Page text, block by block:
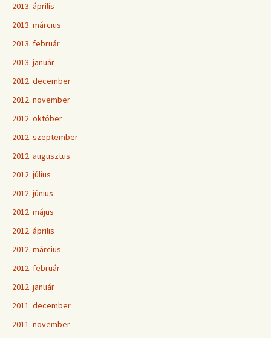
2013. április
2013. március
2013. február
2013. január
2012. december
2012. november
2012. október
2012. szeptember
2012. augusztus
2012. július
2012. június
2012. május
2012. április
2012. március
2012. február
2012. január
2011. december
2011. november